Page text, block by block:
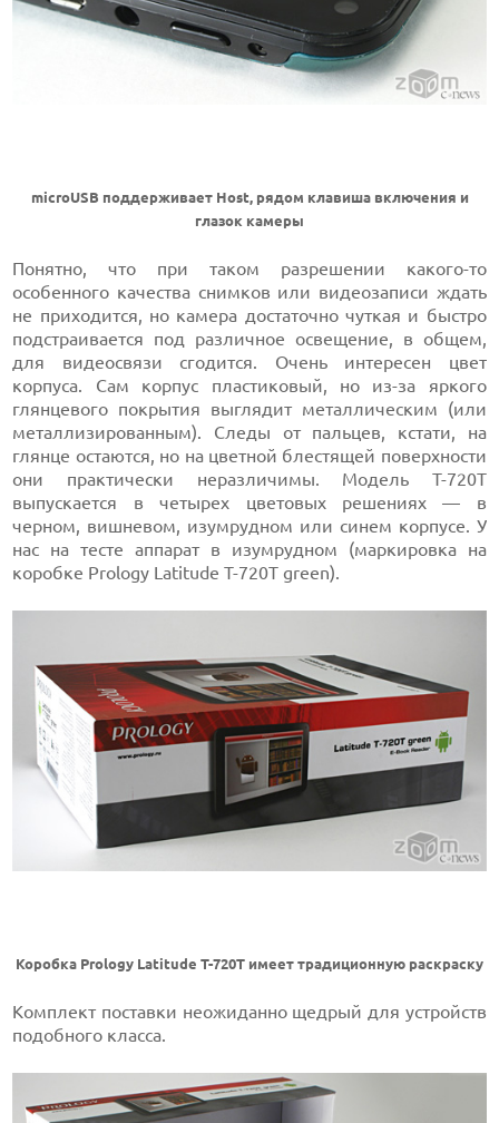
microUSB поддерживает Host, рядом клавиша включения и
глазок камеры
Понятно, что при таком разрешении какого-то
особенного качества снимков или видеозаписи ждать
не приходится, но камера достаточно чуткая и быстро
подстраивается под различное освещение, в общем,
для видеосвязи сгодится. Очень интересен цвет
корпуса. Сам корпус пластиковый, но из-за яркого
глянцевого покрытия выглядит металлическим (или
металлизированным). Следы от пальцев, кстати, на
глянце остаются, но на цветной блестящей поверхности
они практически неразличимы. Модель T-720T
выпускается в четырех цветовых решениях — в
черном, вишневом, изумрудном или синем корпусе. У
нас на тесте аппарат в изумрудном (маркировка на
коробке Prology Latitude T-720T green).
Коробка Prology Latitude T-720T имеет традиционную раскраску
Комплект поставки неожиданно щедрый для устройств
подобного класса.